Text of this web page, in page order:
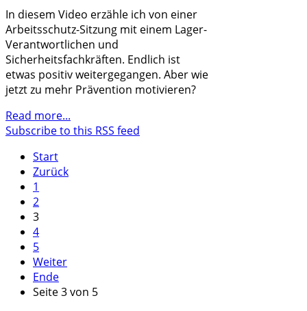
In diesem Video erzähle ich von einer
Arbeitsschutz-Sitzung mit einem Lager-
Verantwortlichen und
Sicherheitsfachkräften. Endlich ist
etwas positiv weitergegangen. Aber wie
jetzt zu mehr Prävention motivieren?
Read more...
Subscribe to this RSS feed
Start
Zurück
1
2
3
4
5
Weiter
Ende
Seite 3 von 5